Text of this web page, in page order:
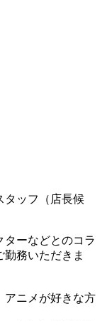
タッフ（店長候
ターなどとのコラ
務いただきま
アニメが好きな方